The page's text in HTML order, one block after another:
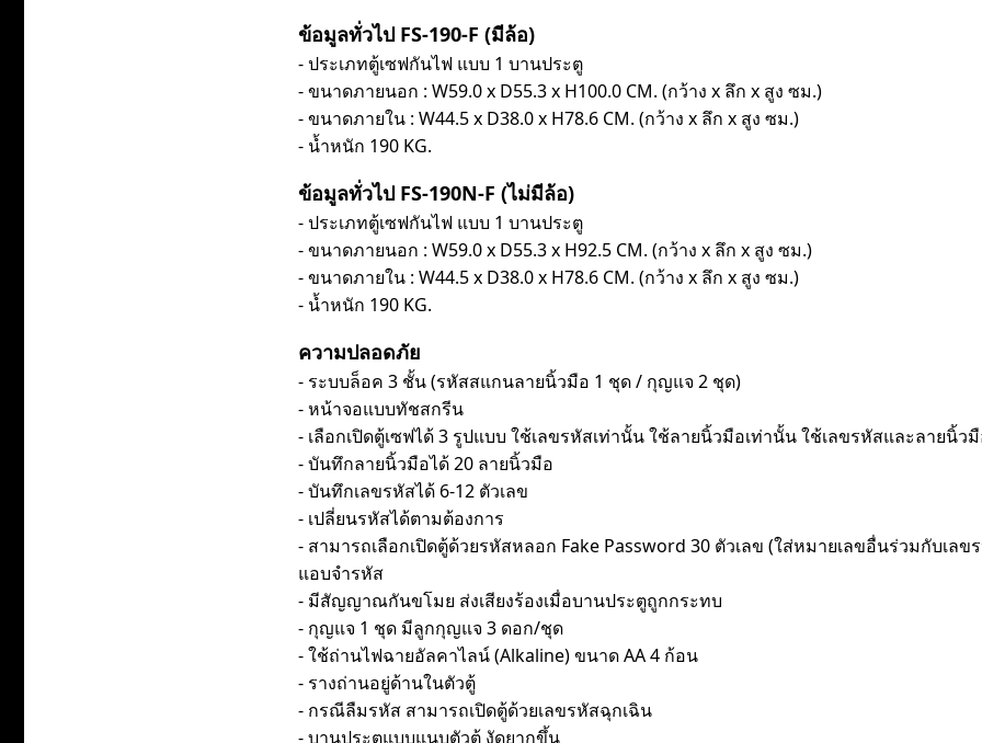
ข้อมูลทั่วไป FS-190-F (มีล้อ)
- ประเภทตู้เซฟกันไฟ แบบ 1 บานประตู
- ขนาดภายนอก : W59.0 x D55.3 x H100.0 CM. (กว้าง x ลึก x สูง ซม.)
- ขนาดภายใน : W44.5 x D38.0 x H78.6 CM. (กว้าง x ลึก x สูง ซม.)
- น้ำหนัก 190 KG.
ข้อมูลทั่วไป FS-190N-F (ไม่มีล้อ)
- ประเภทตู้เซฟกันไฟ แบบ 1 บานประตู
- ขนาดภายนอก : W59.0 x D55.3 x H92.5 CM. (กว้าง x ลึก x สูง ซม.)
- ขนาดภายใน : W44.5 x D38.0 x H78.6 CM. (กว้าง x ลึก x สูง ซม.)
- น้ำหนัก 190 KG.
ความปลอดภัย
- ระบบล็อค 3 ชั้น (รหัสสแกนลายนิ้วมือ 1 ชุด / กุญแจ 2 ชุด)
- หน้าจอแบบทัชสกรีน
- เลือกเปิดตู้เซฟได้ 3 รูปแบบ ใช้เลขรหัสเท่านั้น ใช้ลายนิ้วมือเท่านั้น ใช้เลขรหัสและลายนิ้ว
- บันทึกลายนิ้วมือได้ 20 ลายนิ้วมือ
- บันทึกเลขรหัสได้ 6-12 ตัวเลข
- เปลี่ยนรหัสได้ตามต้องการ
- สามารถเลือกเปิดตู้ด้วยรหัสหลอก Fake Password 30 ตัวเลข (ใส่หมายเลขอื่นร่วมกับเลข
แอบจำรหัส
- มีสัญญาณกันขโมย ส่งเสียงร้องเมื่อบานประตูถูกกระทบ
- กุญแจ 1 ชุด มีลูกกุญแจ 3 ดอก/ชุด
- ใช้ถ่านไฟฉายอัลคาไลน์ (Alkaline) ขนาด AA 4 ก้อน
- รางถ่านอยู่ด้านในตัวตู้
- กรณีลืมรหัส สามารถเปิดตู้ด้วยเลขรหัสฉุกเฉิน
- บานประตูแบบแนบตัวตู้ งัดยากขึ้น